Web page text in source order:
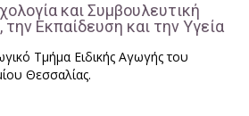
και Συμβουλευτική
Εκπαίδευση και την Υγεία
Τμήμα Ειδικής Αγωγής του
Θεσσαλίας.